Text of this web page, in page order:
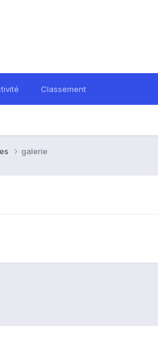
Classement
galerie